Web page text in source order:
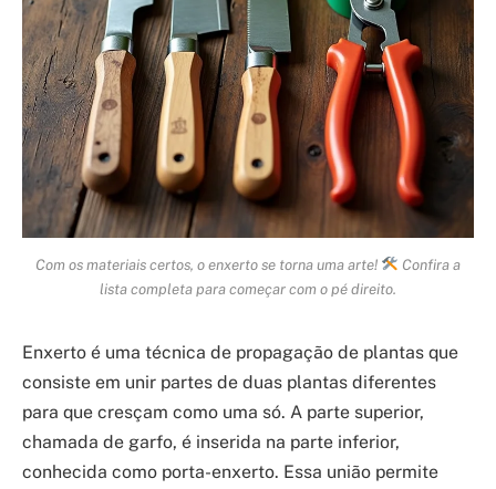
Com os materiais certos, o enxerto se torna uma arte!
Confira a
lista completa para começar com o pé direito.
Enxerto é uma técnica de propagação de plantas que
consiste em unir partes de duas plantas diferentes
para que cresçam como uma só. A parte superior,
chamada de garfo, é inserida na parte inferior,
conhecida como porta-enxerto. Essa união permite